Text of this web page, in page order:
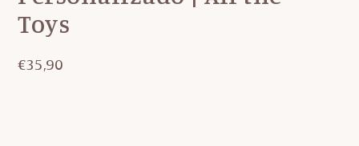
Toys
€35,90